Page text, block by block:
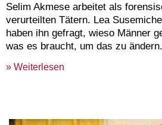
Selim Akmese arbeitet als
verurteilten Tätern. Lea
haben ihn gefragt, wieso Männer
was es braucht, um das zu ändern.
» Weiterlesen